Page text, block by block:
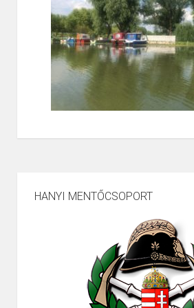
HANYI MENTŐCSOPORT